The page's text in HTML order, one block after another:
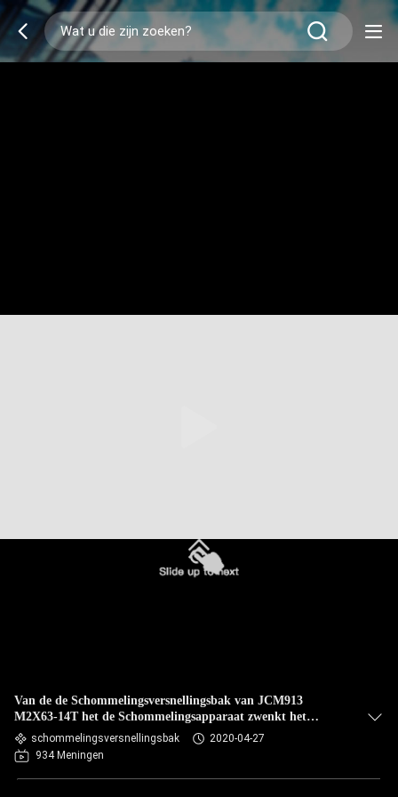
Van de de Schommelingsversnellingsbak van JCM913
M2X63-14T het de Schommelingsapparaat zwenkt het
Verminderen van de Delen van de Graafwerktuigmachine
schommelingsversnellingsbak
2020-04-27
934 Meningen